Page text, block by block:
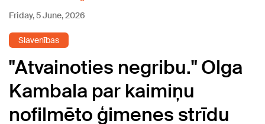
Friday, 5 June, 2026
Slavenības
"Atvainoties negribu." Olga
Kambala par kaimiņu
nofilmēto ģimenes strīdu